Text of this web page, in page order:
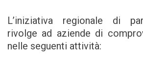
L’iniziativa regionale di
rivolge ad aziende di
nelle seguenti attività: